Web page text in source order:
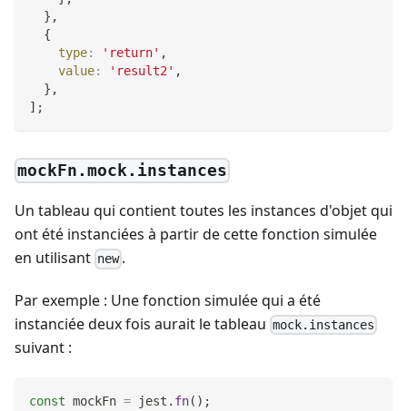
} ,
{
type: 'return' ,
value: 'result2' ,
} ,
] ;
mockFn.mock.instances
Un tableau qui contient toutes les instances d'objet qui
ont été instanciées à partir de cette fonction simulée
en utilisant new .
Par exemple : Une fonction simulée qui a été
instanciée deux fois aurait le tableau mock.instances
suivant :
const mockFn = jest . fn( ) ;